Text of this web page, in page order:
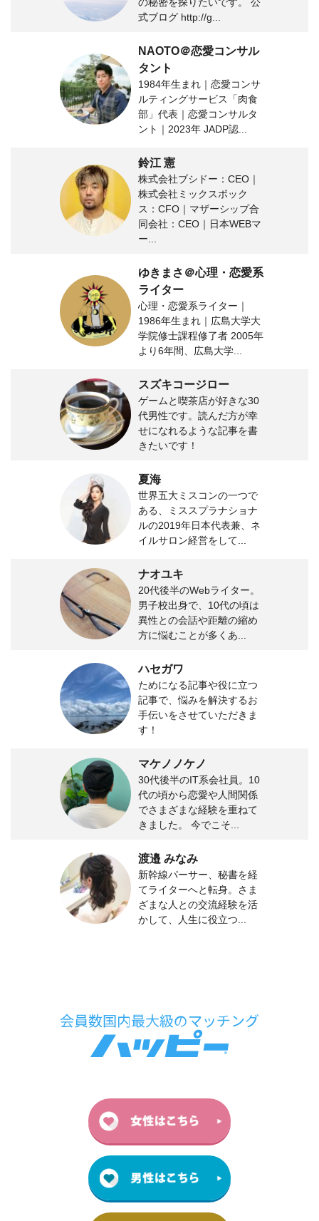
の秘密を探りたいです。 公
式ブログ http://g...
NAOTO＠恋愛コンサル
タント
1984年生まれ｜恋愛コンサ
ルティングサービス「肉食
部」代表｜恋愛コンサルタ
ント｜2023年 JADP認...
鈴江 憲
株式会社ブシドー：CEO｜
株式会社ミックスボック
ス：CFO｜マザーシップ合
同会社：CEO｜日本WEBマ
ー...
ゆきまさ＠心理・恋愛系
ライター
心理・恋愛系ライター｜
1986年生まれ｜広島大学大
学院修士課程修了者 2005年
より6年間、広島大学...
スズキコージロー
ゲームと喫茶店が好きな30
代男性です。読んだ方が幸
せになれるような記事を書
きたいです！
夏海
世界五大ミスコンの一つで
ある、ミススプラナショナ
ルの2019年日本代表兼、ネ
イルサロン経営をして...
ナオユキ
20代後半のWebライター。
男子校出身で、10代の頃は
異性との会話や距離の縮め
方に悩むことが多くあ...
ハセガワ
ためになる記事や役に立つ
記事で、悩みを解決するお
手伝いをさせていただきま
す！
マケノノケノ
30代後半のIT系会社員。10
代の頃から恋愛や人間関係
でさまざまな経験を重ねて
きました。 今でこそ...
渡邉 みなみ
新幹線パーサー、秘書を経
てライターへと転身。さま
ざまな人との交流経験を活
かして、人生に役立つ...